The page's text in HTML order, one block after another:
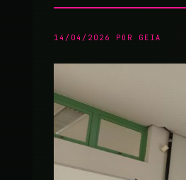
14/04/2026 POR GEIA